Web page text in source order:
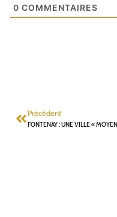
0 COMMENTAIRES
Précédent